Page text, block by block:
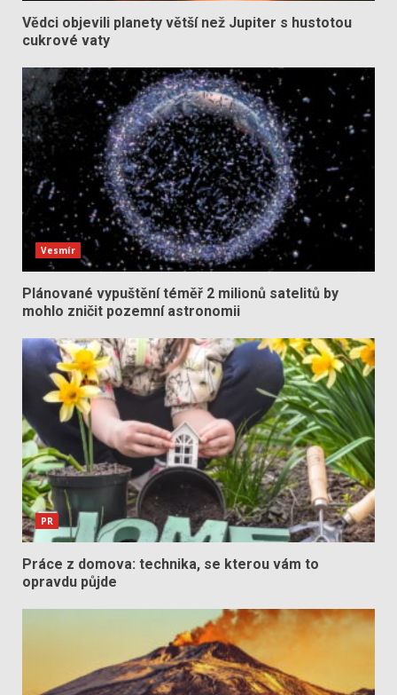
Vědci objevili planety větší než Jupiter s hustotou
cukrové vaty
Vesmír
Plánované vypuštění téměř 2 milionů satelitů by
mohlo zničit pozemní astronomii
PR
Práce z domova: technika, se kterou vám to
opravdu půjde